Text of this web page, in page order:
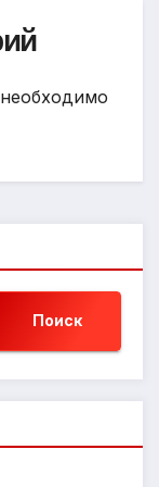
Поиск